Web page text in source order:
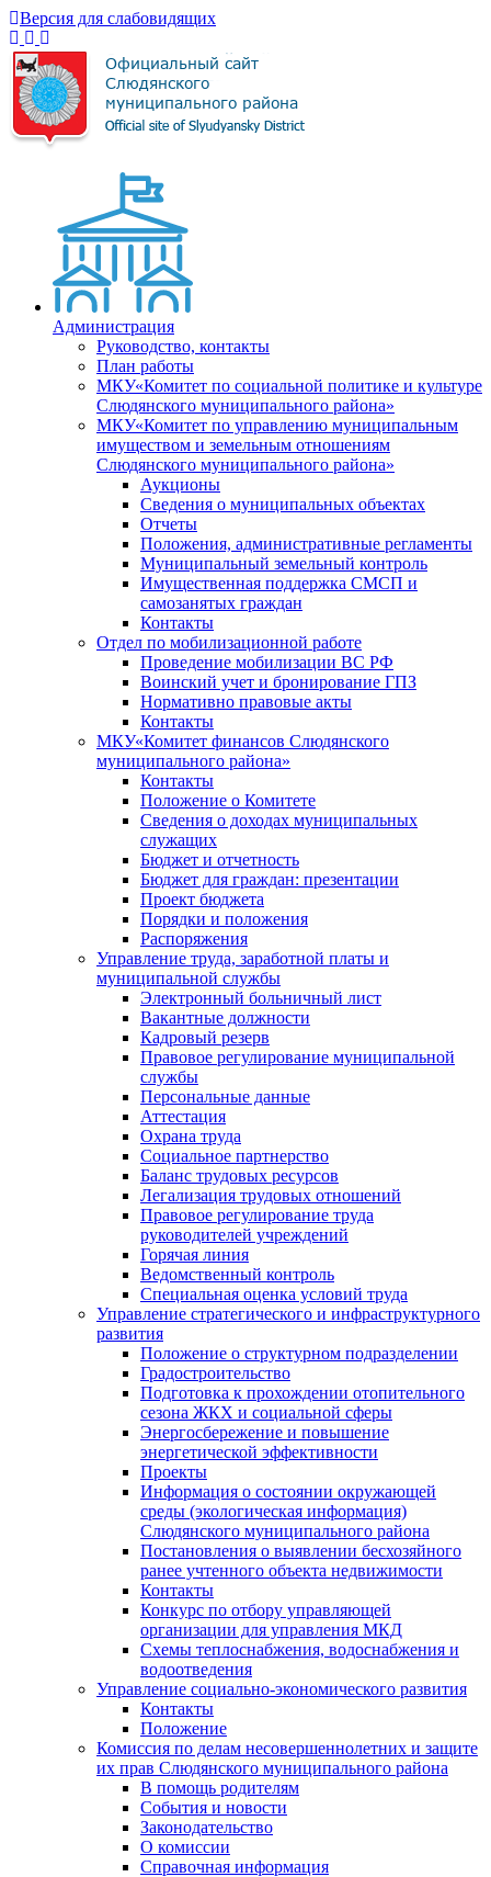
Версия для слабовидящих
Администрация
Руководство, контакты
План работы
МКУ«Комитет по социальной политике и культуре
Слюдянского муниципального района»
МКУ«Комитет по управлению муниципальным
имуществом и земельным отношениям
Слюдянского муниципального района»
Аукционы
Сведения о муниципальных объектах
Отчеты
Положения, административные регламенты
Муниципальный земельный контроль
Имущественная поддержка СМСП и
самозанятых граждан
Контакты
Отдел по мобилизационной работе
Проведение мобилизации ВС РФ
Воинский учет и бронирование ГПЗ
Нормативно правовые акты
Контакты
МКУ«Комитет финансов Слюдянского
муниципального района»
Контакты
Положение о Комитете
Сведения о доходах муниципальных
служащих
Бюджет и отчетность
Бюджет для граждан: презентации
Проект бюджета
Порядки и положения
Распоряжения
Управление труда, заработной платы и
муниципальной службы
Электронный больничный лист
Вакантные должности
Кадровый резерв
Правовое регулирование муниципальной
службы
Персональные данные
Аттестация
Охрана труда
Социальное партнерство
Баланс трудовых ресурсов
Легализация трудовых отношений
Правовое регулирование труда
руководителей учреждений
Горячая линия
Ведомственный контроль
Специальная оценка условий труда
Управление стратегического и инфраструктурного
развития
Положение о структурном подразделении
Градостроительство
Подготовка к прохождении отопительного
сезона ЖКХ и социальной сферы
Энергосбережение и повышение
энергетической эффективности
Проекты
Информация о состоянии окружающей
среды (экологическая информация)
Слюдянского муниципального района
Постановления о выявлении бесхозяйного
ранее учтенного объекта недвижимости
Контакты
Конкурс по отбору управляющей
организации для управления МКД
Схемы теплоснабжения, водоснабжения и
водоотведения
Управление социально-экономического развития
Контакты
Положение
Комиссия по делам несовершеннолетних и защите
их прав Слюдянского муниципального района
В помощь родителям
События и новости
Законодательство
О комиссии
Справочная информация